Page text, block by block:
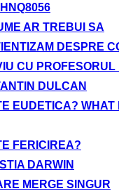
AR TREBUI SA
DESPRE
CU PROFESORUL
DULCAN
EUDETICA? WHAT
FERICIREA?
DARWIN
MERGE SINGUR